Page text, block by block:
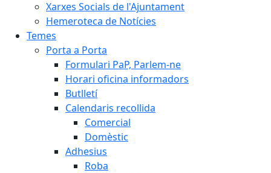
Xarxes Socials de l'Ajuntament
Hemeroteca de Notícies
Temes
Porta a Porta
Formulari PaP, Parlem-ne
Horari oficina informadors
Butlletí
Calendaris recollida
Comercial
Domèstic
Adhesius
Roba